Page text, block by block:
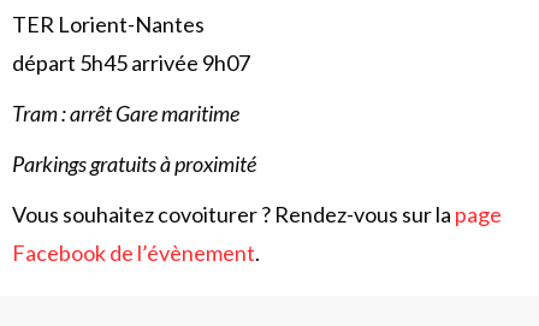
TER Lorient-Nantes
départ 5h45 arrivée 9h07
Tram : arrêt Gare maritime
Parkings gratuits à proximité
Vous souhaitez covoiturer ? Rendez-vous sur la page
Facebook de l’évènement.